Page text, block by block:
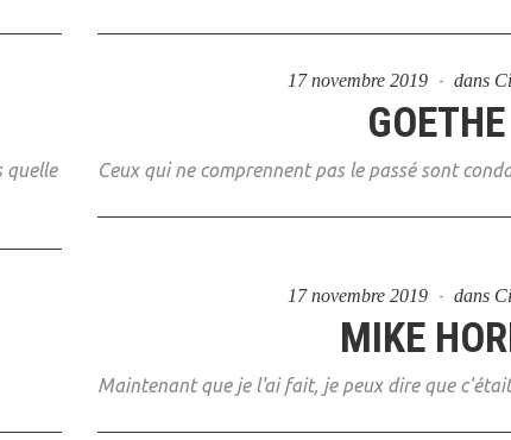
quelle
17 novembre 2019 dans
GOETHE
Ceux qui ne comprennent pas le passé sont
17 novembre 2019 dans
MIKE
Maintenant que je l'ai fait, je peux dire que